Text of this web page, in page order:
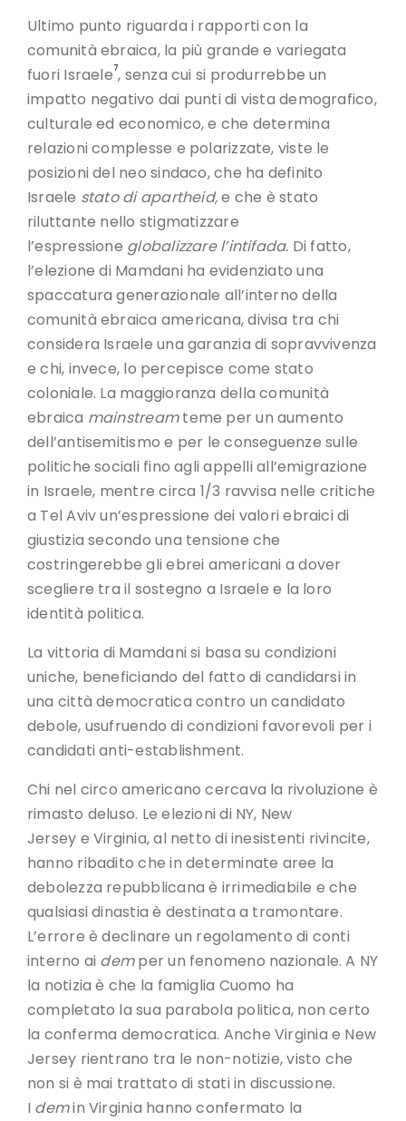
Ultimo punto riguarda i rapporti con la
comunità ebraica, la più grande e variegata
fuori Israele7, senza cui si produrrebbe un
impatto negativo dai punti di vista demografico,
culturale ed economico, e che determina
relazioni complesse e polarizzate, viste le
posizioni del neo sindaco, che ha definito
Israele stato di apartheid,e che è stato
riluttante nello stigmatizzare
l’espressione globalizzare l’intifada. Di fatto,
l’elezione di Mamdani ha evidenziato una
spaccatura generazionale all’interno della
comunità ebraica americana, divisa tra chi
considera Israele una garanzia di sopravvivenza
e chi, invece, lo percepisce come stato
coloniale. La maggioranza della comunità
ebraica mainstreamteme per un aumento
dell’antisemitismo e per le conseguenze sulle
politiche sociali fino agli appelli all’emigrazione
in Israele, mentre circa 1/3 ravvisa nelle critiche
a Tel Aviv un’espressione dei valori ebraici di
giustizia secondo una tensione che
costringerebbe gli ebrei americani a dover
scegliere tra il sostegno a Israele e la loro
identità politica.
La vittoria di Mamdani si basa su condizioni
uniche, beneficiando del fatto di candidarsi in
una città democratica contro un candidato
debole, usufruendo di condizioni favorevoli per i
candidati anti-establishment.
Chi nel circo americano cercava la rivoluzione è
rimasto deluso. Le elezioni di NY, New
Jersey e Virginia, al netto di inesistenti rivincite,
hanno ribadito che in determinate aree la
debolezza repubblicana è irrimediabile e che
qualsiasi dinastia è destinata a tramontare.
L’errore è declinare un regolamento di conti
interno ai demper un fenomeno nazionale. A NY
la notizia è che la famiglia Cuomo ha
completato la sua parabola politica, non certo
la conferma democratica. Anche Virginia e New
Jersey rientrano tra le non-notizie, visto che
non si è mai trattato di stati in discussione.
I demin Virginia hanno confermato la